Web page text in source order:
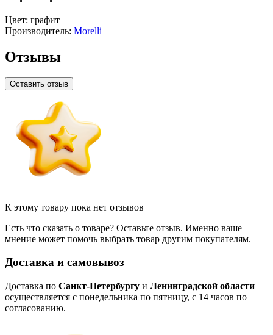
Цвет: графит
Производитель: Morelli
Отзывы
Оставить отзыв
К этому товару пока нет отзывов
Есть что сказать о товаре? Оставьте отзыв. Именно ваше
мнение может помочь выбрать товар другим покупателям.
Доставка и самовывоз
Доставка по Санкт-Петербургу и Ленинградской области
осуществляется с понедельника по пятницу, с 14 часов по
согласованию.